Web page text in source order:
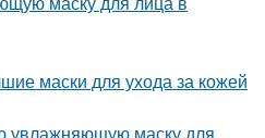
маски для ухода за кожей